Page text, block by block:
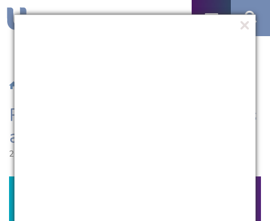
Palestra de Ciências Contábeis
aborda o eSocial
26.06.2015 | 19:29